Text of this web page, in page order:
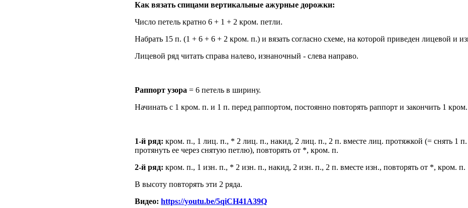
Как вязать спицами вертикальные ажурные дорожки:
Число петель кратно 6 + 1 + 2 кром. петли.
Набрать 15 п. (1 + 6 + 6 + 2 кром. п.) и вязать согласно схеме, на которой приведен лицевой и
Лицевой ряд читать справа налево, изнаночный - слева направо.
Раппорт узора = 6 петель в ширину.
Начинать с 1 кром. п. и 1 п. перед раппортом, постоянно повторять раппорт и закончить 1
1-й ряд: кром. п., 1 лиц. п., * 2 лиц. п., накид, 2 лиц. п., 2 п. вместе лиц. протяжкой (= снять 1
протянуть ее через снятую петлю), повторять от *, кром. п.
2-й ряд: кром. п., 1 изн. п., * 2 изн. п., накид, 2 изн. п., 2 п. вместе изн., повторять от *, кром. п.
В высоту повторять эти 2 ряда.
Видео: https://youtu.be/5qiCH41A39Q